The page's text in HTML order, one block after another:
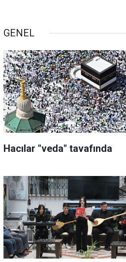
GENEL
Hacılar "veda" tavafında